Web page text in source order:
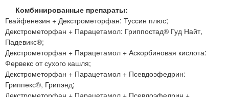
Комбинированные препараты:
Гвайфенезин + Декстрометорфан: Туссин плюс;
Декстрометорфан + Парацетамол: Гриппостад® Гуд Найт,
Падевикс®;
Декстрометорфан + Парацетамол + Аскорбиновая кислота:
Фервекс от сухого кашля;
Декстрометорфан + Парацетамол + Псевдоэфедрин:
Гриппекс®, Грипэнд;